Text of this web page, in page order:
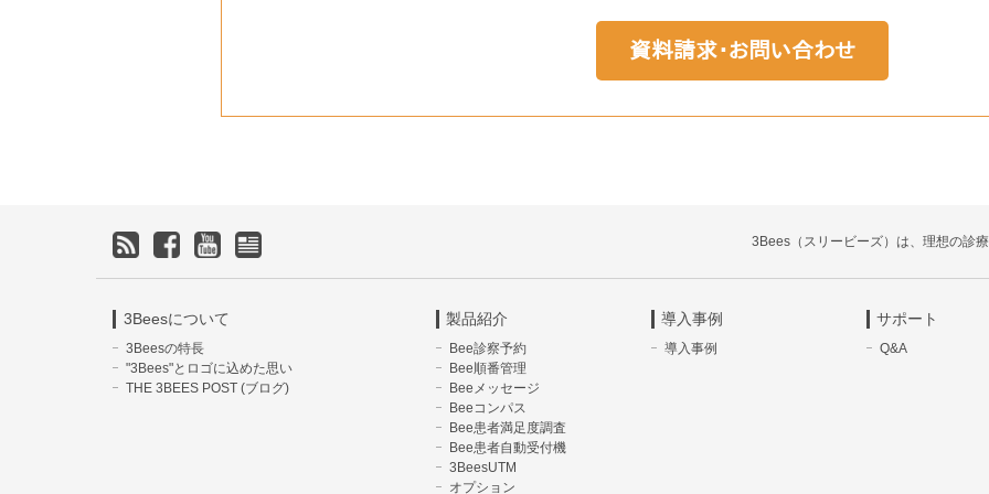
3Bees（スリービーズ）は、理想の診
3Beesについて
3Beesの特長
"3Bees"とロゴに込めた思い
THE 3BEES POST (ブログ)
製品紹介
Bee診察予約
Bee順番管理
Beeメッセージ
Beeコンパス
Bee患者満足度調査
Bee患者自動受付機
3BeesUTM
オプション
導入事例
導入事例
サポート
Q&A